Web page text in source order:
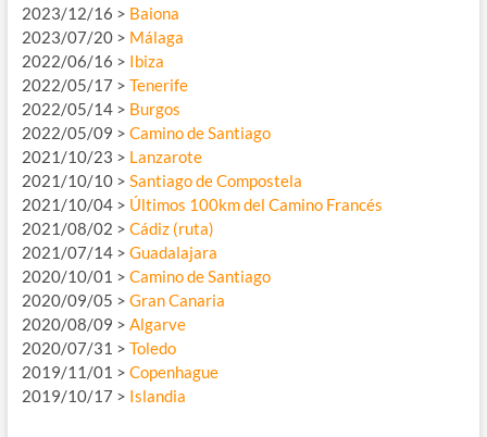
2023/12/16 > Baiona
2023/07/20 > Málaga
2022/06/16 > Ibiza
2022/05/17 > Tenerife
2022/05/14 > Burgos
2022/05/09 > Camino de Santiago
2021/10/23 > Lanzarote
2021/10/10 > Santiago de Compostela
2021/10/04 > Últimos 100km del Camino Francés
2021/08/02 > Cádiz (ruta)
2021/07/14 > Guadalajara
2020/10/01 > Camino de Santiago
2020/09/05 > Gran Canaria
2020/08/09 > Algarve
2020/07/31 > Toledo
2019/11/01 > Copenhague
2019/10/17 > Islandia